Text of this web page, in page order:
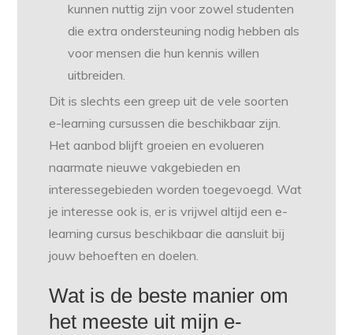
kunnen nuttig zijn voor zowel studenten
die extra ondersteuning nodig hebben als
voor mensen die hun kennis willen
uitbreiden.
Dit is slechts een greep uit de vele soorten
e-learning cursussen die beschikbaar zijn.
Het aanbod blijft groeien en evolueren
naarmate nieuwe vakgebieden en
interessegebieden worden toegevoegd. Wat
je interesse ook is, er is vrijwel altijd een e-
learning cursus beschikbaar die aansluit bij
jouw behoeften en doelen.
Wat is de beste manier om
het meeste uit mijn e-